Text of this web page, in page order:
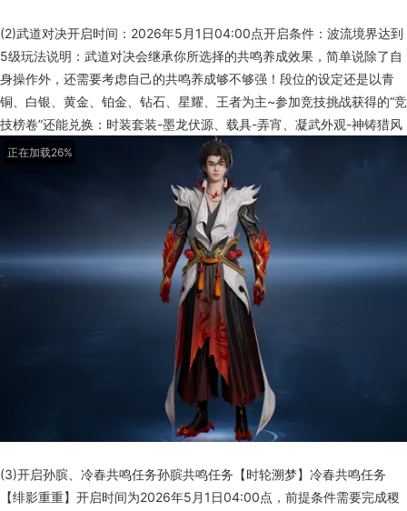
(2)武道对决开启时间：2026年5月1日04:00点开启条件：波流境界达到
5级玩法说明：武道对决会继承你所选择的共鸣养成效果，简单说除了自
身操作外，还需要考虑自己的共鸣养成够不够强！段位的设定还是以青
铜、白银、黄金、铂金、钻石、星耀、王者为主~参加竞技挑战获得的“竞
技榜卷”还能兑换：时装套装-墨龙伏源、载具-弄宵、凝武外观-神铸猎风
正在加载32%
(3)开启孙膑、冷春共鸣任务孙膑共鸣任务【时轮溯梦】冷春共鸣任务
【绯影重重】开启时间为2026年5月1日04:00点，前提条件需要完成稷